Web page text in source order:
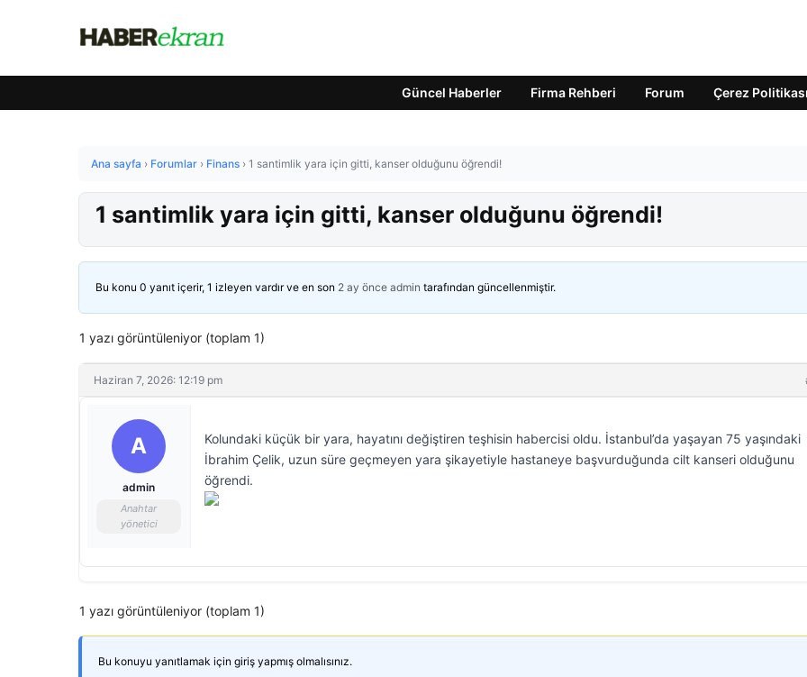
Güncel Haberler Firma Rehberi Forum Çerez Politikası
Ana sayfa › Forumlar › Finans › 1 santimlik yara için gitti, kanser olduğunu öğrendi!
1 santimlik yara için gitti, kanser olduğunu öğrendi!
Bu konu 0 yanıt içerir, 1 izleyen vardır ve en son 2 ay önce admin tarafından güncellenmiştir.
1 yazı görüntüleniyor (toplam 1)
Haziran 7, 2026: 12:19 pm
A
admin
Anahtar
yönetici
Kolundaki küçük bir yara, hayatını değiştiren teşhisin habercisi oldu. İstanbul’da yaşayan 75 yaşındaki
İbrahim Çelik, uzun süre geçmeyen yara şikayetiyle hastaneye başvurduğunda cilt kanseri olduğunu
öğrendi.
1 yazı görüntüleniyor (toplam 1)
Bu konuyu yanıtlamak için giriş yapmış olmalısınız.